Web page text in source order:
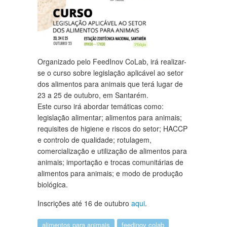
Organizado pelo FeedInov CoLab, irá realizar-
se o curso sobre legislação aplicável ao setor
dos alimentos para animais que terá lugar de
23 a 25 de outubro, em Santarém.
Este curso irá abordar temáticas como:
legislação alimentar; alimentos para animais;
requisites de higiene e riscos do setor; HACCP
e controlo de qualidade; rotulagem,
comercialização e utilização de alimentos para
animais; importação e trocas comunitárias de
alimentos para animais; e modo de produção
biológica.
Inscrições até 16 de outubro aqui.
alimentos para animais
feedinov colab